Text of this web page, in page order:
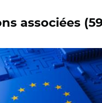
associées